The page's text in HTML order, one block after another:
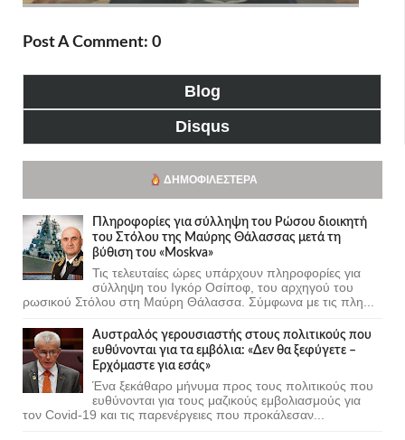
Post A Comment: 0
Blog
Disqus
ΔΗΜΟΦΙΛΈΣΤΕΡΑ
Πληροφορίες για σύλληψη του Ρώσου διοικητή
του Στόλου της Mαύρης Θάλασσας μετά τη
βύθιση του «Moskva»
Τις τελευταίες ώρες υπάρχουν πληροφορίες για
σύλληψη του Ιγκόρ Οσίποφ, του αρχηγού του
ρωσικού Στόλου στη Μαύρη Θάλασσα. Σύμφωνα με τις πλη...
Αυστραλός γερουσιαστής στους πολιτικούς που
ευθύνονται για τα εμβόλια: «Δεν θα ξεφύγετε –
Ερχόμαστε για εσάς»
Ένα ξεκάθαρο μήνυμα προς τους πολιτικούς που
ευθύνονται για τους μαζικούς εμβολιασμούς για
τον Covid-19 και τις παρενέργειες που προκάλεσαν...